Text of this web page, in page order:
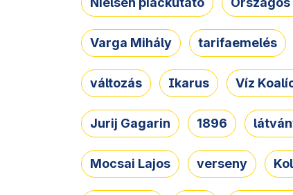
Varga Mihály tarifaemelés
változás Ikarus Víz
Jurij Gagarin 1896
Mocsai Lajos verseny